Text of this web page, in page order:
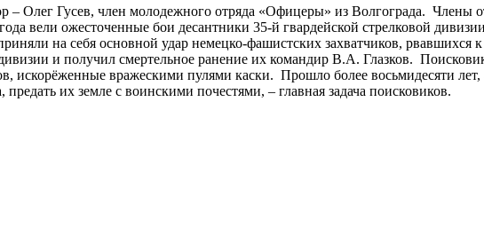
– Олег Гусев, член молодежного отряда «Офицеры» из Волгограда. Члены
вели ожесточенные бои десантники 35-й гвардейской стрелковой
на себя основной удар немецко-фашистских захватчиков, рвавшихся
и получил смертельное ранение их командир В.А. Глазков.
искорёженные вражескими пулями каски. Прошло более восьмидесяти лет,
их земле с воинскими почестями, – главная задача поисковиков.